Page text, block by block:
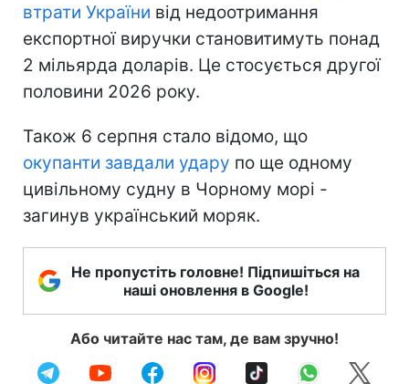
втрати України від недоотримання
експортної виручки становитимуть понад
2 мільярда доларів. Це стосується другої
половини 2026 року.
Також 6 серпня стало відомо, що
окупанти завдали удару по ще одному
цивільному судну в Чорному морі -
загинув український моряк.
Не пропустіть головне! Підпишіться на
наші оновлення в Google!
Або читайте нас там, де вам зручно!